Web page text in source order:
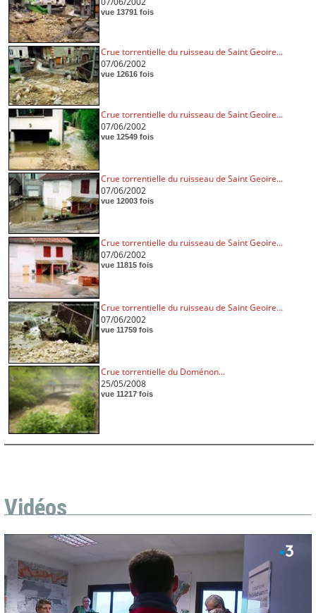
vue 13791 fois
Crue torrentielle du ruisseau de Saint Geoire...
07/06/2002
vue 12616 fois
Crue torrentielle du ruisseau de Saint Geoire...
07/06/2002
vue 12549 fois
Crue torrentielle du ruisseau de Saint Geoire...
07/06/2002
vue 12003 fois
Crue torrentielle du ruisseau de Saint Geoire...
07/06/2002
vue 11815 fois
Crue torrentielle du ruisseau de Saint Geoire...
07/06/2002
vue 11759 fois
Crue torrentielle du Doménon...
25/05/2008
vue 11217 fois
Vidéos